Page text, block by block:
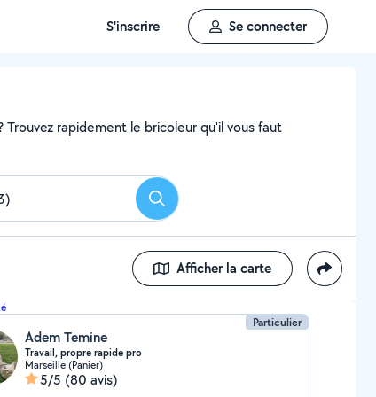
S'inscrire Se connecter
rapidement le bricoleur qu'il vous faut
Rechercher
Afficher la carte
Particulier
Adem Temine
Travail, propre rapide pro
Marseille (Panier)
5/5 (80 avis)